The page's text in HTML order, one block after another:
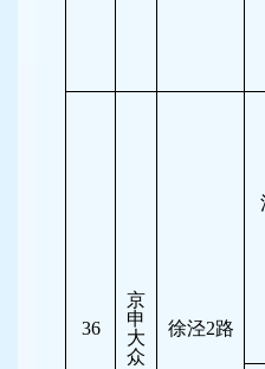
36
京
申
大
众
徐泾2路